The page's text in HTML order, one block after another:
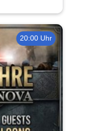
20:00 Uhr